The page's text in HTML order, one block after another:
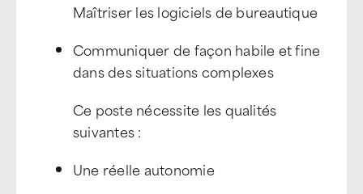
Maîtriser les logiciels de bureautique
Communiquer de façon habile et fine
dans des situations complexes
Ce poste nécessite les qualités
suivantes :
Une réelle autonomie